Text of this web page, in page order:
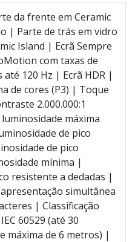
da frente em Ceramic
| Parte de trás em vidro
Island | Ecrã Sempre
com taxas de
120 Hz | Ecrã HDR |
de cores (P3) | Toque
2.000.000:1
máxima
de pico
de pico
mínima |
resistente a dedadas |
simultânea
| Classificação
60529 (até 30
máxima de 6 metros) |